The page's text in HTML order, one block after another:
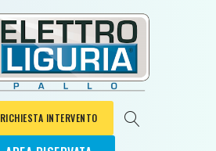
RICHIESTA INTERVENTO